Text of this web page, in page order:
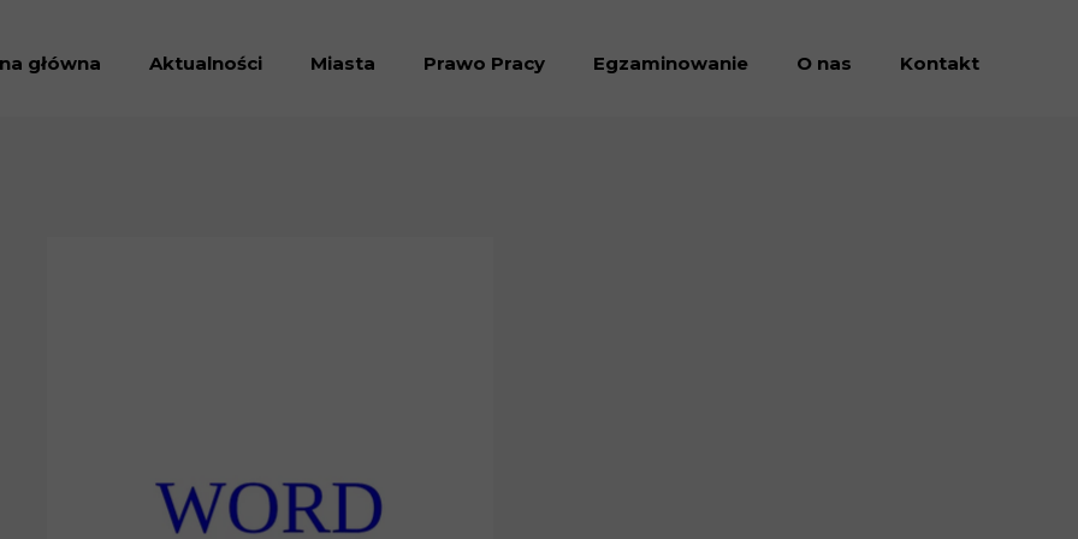
główna Aktualności Miasta Prawo Pracy Egzaminowanie O nas Kontakt